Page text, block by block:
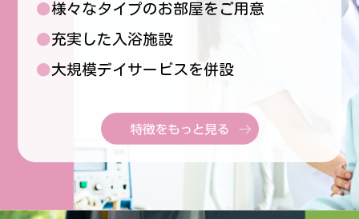
●様々なタイプのお部屋をご用意
●充実した入浴施設
●大規模デイサービスを併設